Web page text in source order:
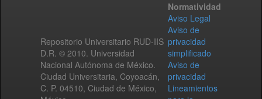
Repositorio Universitario RUD-IIS
D.R. © 2010. Universidad
Nacional Autónoma de México.
Ciudad Universitaria, Coyoacán,
C. P. 04510, Ciudad de México,
Normatividad
Aviso Legal
Aviso de
privacidad
simplificado
Aviso de
privacidad
Lineamientos